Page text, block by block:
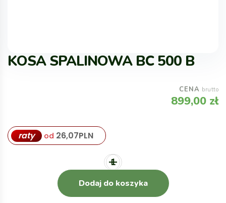
KOSA SPALINOWA BC 500 B
CENA brutto
899,00 zł
raty od 26,07PLN
Dodaj do koszyka